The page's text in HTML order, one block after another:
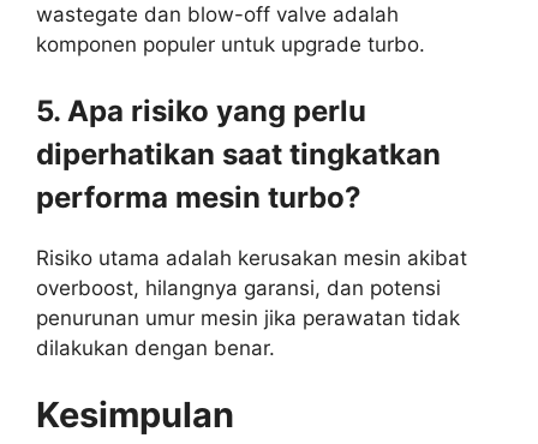
wastegate dan blow-off valve adalah
komponen populer untuk upgrade turbo.
5. Apa risiko yang perlu
diperhatikan saat tingkatkan
performa mesin turbo?
Risiko utama adalah kerusakan mesin akibat
overboost, hilangnya garansi, dan potensi
penurunan umur mesin jika perawatan tidak
dilakukan dengan benar.
Kesimpulan